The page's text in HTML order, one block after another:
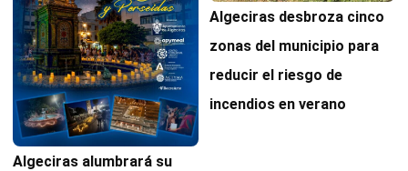
Algeciras alumbrará su
Algeciras desbroza cinco
zonas del municipio para
reducir el riesgo de
incendios en verano